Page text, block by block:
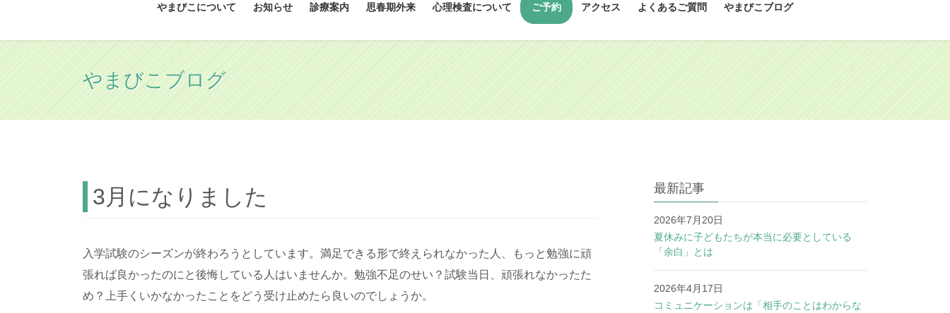
やまびこについて お知らせ 診療案内 思春期外来 心理検査について ご予約 アクセス よくあるご質問 やまびこブログ
やまびこブログ
3月になりました
入学試験のシーズンが終わろうとしています。満足できる形で終えられなかった人、もっと勉強に頑
張れば良かったのにと後悔している人はいませんか。勉強不足のせい？試験当日、頑張れなかったた
め？上手くいかなかったことをどう受け止めたら良いのでしょうか。
最新記事
夏休みに子どもたちが本当に必要としている
「余白」とは
2026年7月20日
コミュニケーションは「相手のことはわからな
2026年4月17日